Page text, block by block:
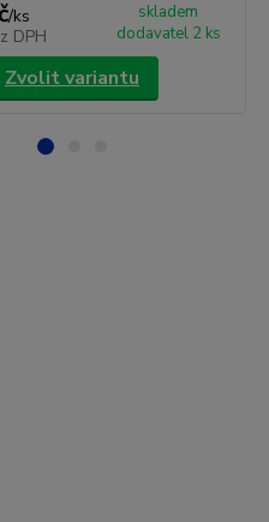
/ks
DPH
skladem
dodavatel 2 ks
Zvolit variantu